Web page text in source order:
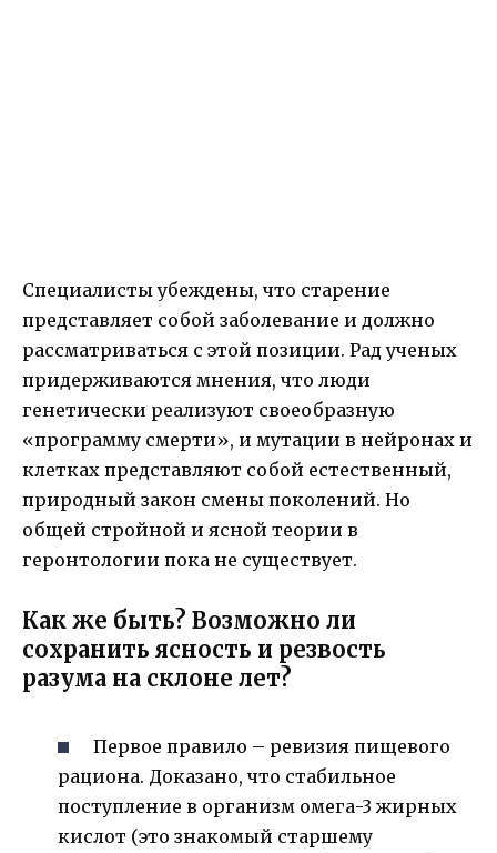
Специалисты убеждены, что старение
представляет собой заболевание и должно
рассматриваться с этой позиции. Рад ученых
придерживаются мнения, что люди
генетически реализуют своеобразную
«программу смерти», и мутации в нейронах и
клетках представляют собой естественный,
природный закон смены поколений. Но
общей стройной и ясной теории в
геронтологии пока не существует.
Как же быть? Возможно ли
сохранить ясность и резвость
разума на склоне лет?
Первое правило – ревизия пищевого
рациона. Доказано, что стабильное
поступление в организм омега-3 жирных
кислот (это знакомый старшему